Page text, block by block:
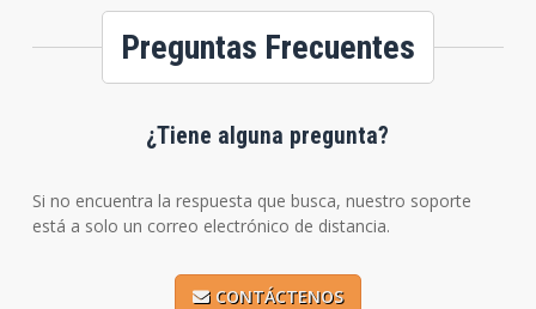
Preguntas Frecuentes
¿Tiene alguna pregunta?
Si no encuentra la respuesta que busca, nuestro soporte
está a solo un correo electrónico de distancia.
CONTÁCTENOS